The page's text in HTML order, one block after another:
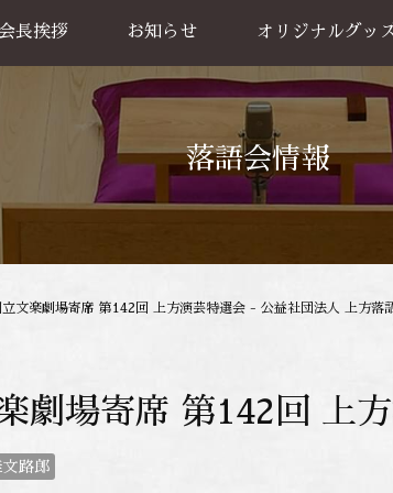
長挨拶 お知らせ オリジナルグッ
グッズ販売
お買い物方法
落語会情報
立文楽劇場寄席 第142回 上方演芸特選会 - 公益社団法人 上方落
劇場寄席 第142回 上
文路郎